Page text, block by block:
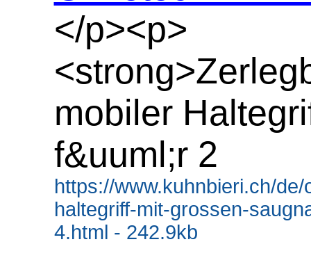
</p><p>
mobiler
f&uuml;r 2
https://www.kuhnbieri.ch/
haltegriff-mit-grossen-
4.html - 242.9kb